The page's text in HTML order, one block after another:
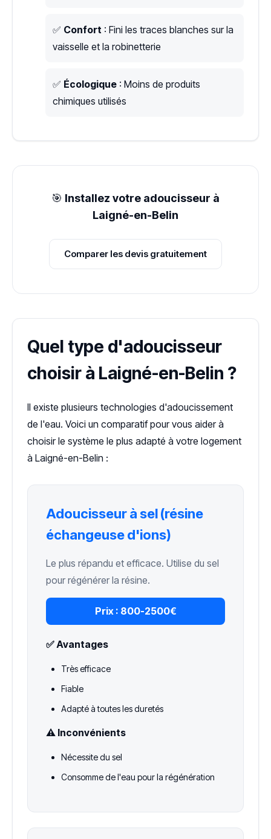
✅ Confort : Fini les traces blanches sur la
vaisselle et la robinetterie
✅ Écologique : Moins de produits
chimiques utilisés
🎯 Installez votre adoucisseur à
Laigné-en-Belin
Comparer les devis gratuitement
Quel type d'adoucisseur
choisir à Laigné-en-Belin ?
Il existe plusieurs technologies d'adoucissement
de l'eau. Voici un comparatif pour vous aider à
choisir le système le plus adapté à votre logement
à Laigné-en-Belin :
Adoucisseur à sel (résine
échangeuse d'ions)
Le plus répandu et efficace. Utilise du sel
pour régénérer la résine.
Prix : 800-2500€
✅ Avantages
Très efficace
Fiable
Adapté à toutes les duretés
⚠️ Inconvénients
Nécessite du sel
Consomme de l'eau pour la régénération